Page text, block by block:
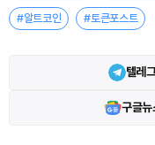
#알트코인 #토큰포스트
텔레
구글뉴